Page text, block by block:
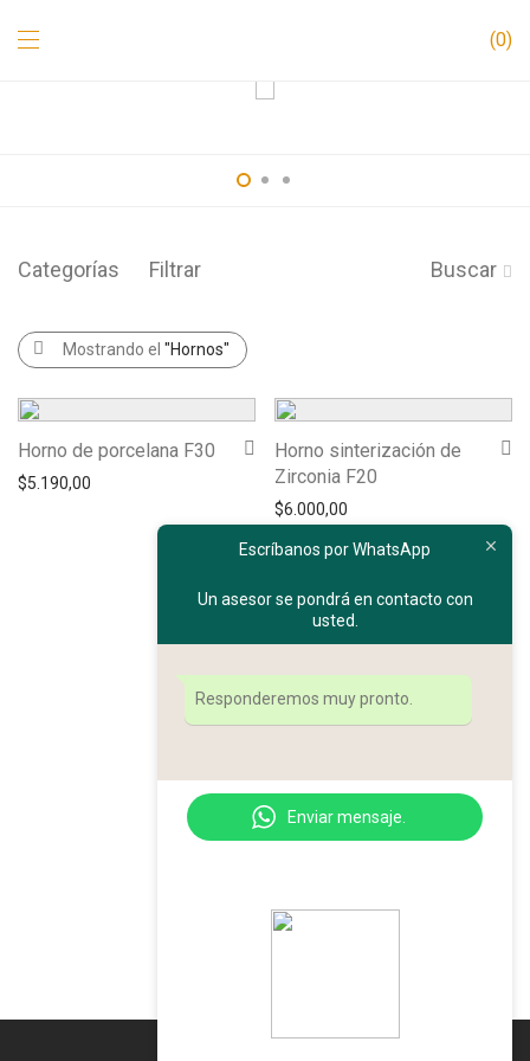
0
Categorías Filtrar Buscar
Mostrando el "Hornos"
Horno de porcelana F30
$5.190,00
Horno sinterización de
Zirconia F20
$6.000,00
Escríbanos por WhatsApp
Un asesor se pondrá en contacto con
usted.
Responderemos muy pronto.
Enviar mensaje.